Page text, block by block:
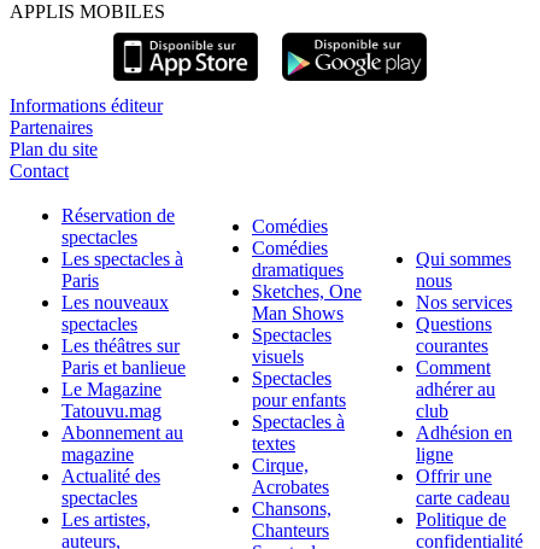
APPLIS MOBILES
Informations éditeur
Partenaires
Plan du site
Contact
Réservation de
spectacles
Les spectacles à
Paris
Les nouveaux
spectacles
Les théâtres sur
Paris et banlieue
Le Magazine
Tatouvu.mag
Abonnement au
magazine
Actualité des
spectacles
Les artistes,
auteurs,
Comédies
Comédies
dramatiques
Sketches, One
Man Shows
Spectacles
visuels
Spectacles
pour enfants
Spectacles à
textes
Cirque,
Acrobates
Chansons,
Chanteurs
Qui sommes
nous
Nos services
Questions
courantes
Comment
adhérer au
club
Adhésion en
ligne
Offrir une
carte cadeau
Politique de
confidentialité